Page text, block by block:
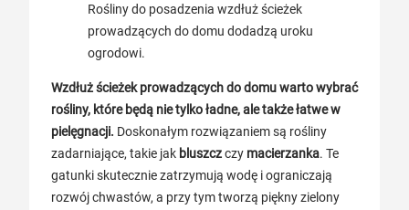
Rośliny do posadzenia wzdłuż ścieżek
prowadzących do domu dodadzą uroku
ogrodowi.
Wzdłuż ścieżek prowadzących do domu warto wybrać
rośliny, które będą nie tylko ładne, ale także łatwe w
pielęgnacji. Doskonałym rozwiązaniem są rośliny
zadarniające, takie jak bluszczczy macierzanka. Te
gatunki skutecznie zatrzymują wodę i ograniczają
rozwój chwastów, a przy tym tworzą piękny zielony